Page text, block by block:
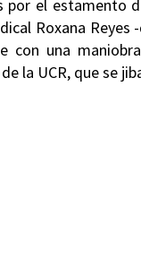
por el estamento
Roxana
con una
la UCR, que se